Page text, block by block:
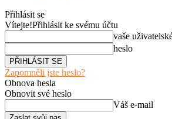
Přihlásit se
Vítejte!Přihlásit ke svému účtu
vaše
heslo
Zapomněli jste heslo?
Obnova hesla
Obnovit své heslo
Váš e-mail